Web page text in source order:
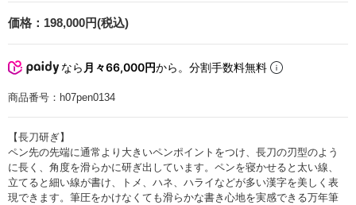
価格： 198,000円(税込)
なら 月々66,000円から。分割手数料無料
商品番号： h07pen0134
【長刀研ぎ】
ペン先の先端に通常より大きいペンポイントをつけ、長刀の刃型のよう
に長く、角度を滑らかに研ぎ出しています。ペンを寝かせると太い線、
立てると細い線が書け、トメ、ハネ、ハライなどが多い漢字を美しく表
現できます。筆圧をかけなくても滑らかな書き心地を実感できる万年筆